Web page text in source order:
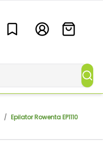
/ Epilator Rowenta EP1110